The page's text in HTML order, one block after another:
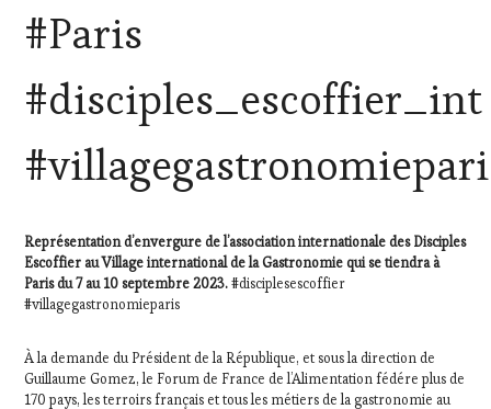
WINE
TASTING,
PRESSE
ÉCRITE,
TV,
WEB ,
VIN
TOURISME,
PRODUCTEURS
TERROIR,
CHEF,
CUISINIER,
ŒNOLOGUE,
#Paris
#disciples_escoffier_int
Représentation d’envergure de l’association internationale des Disciples
Escoffier au Village international de la Gastronomie qui se tiendra à
Paris du 7 au 10 septembre 2023.#disciplesescoffier
#villagegastronomieparis
À la demande du Président de la République, et sous la direction de
Guillaume Gomez, le Forum de France de l’Alimentation fédére plus de
170 pays, les terroirs français et tous les métiers de la gastronomie au